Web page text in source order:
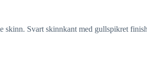
skinn. Svart skinnkant med gullspikret finish